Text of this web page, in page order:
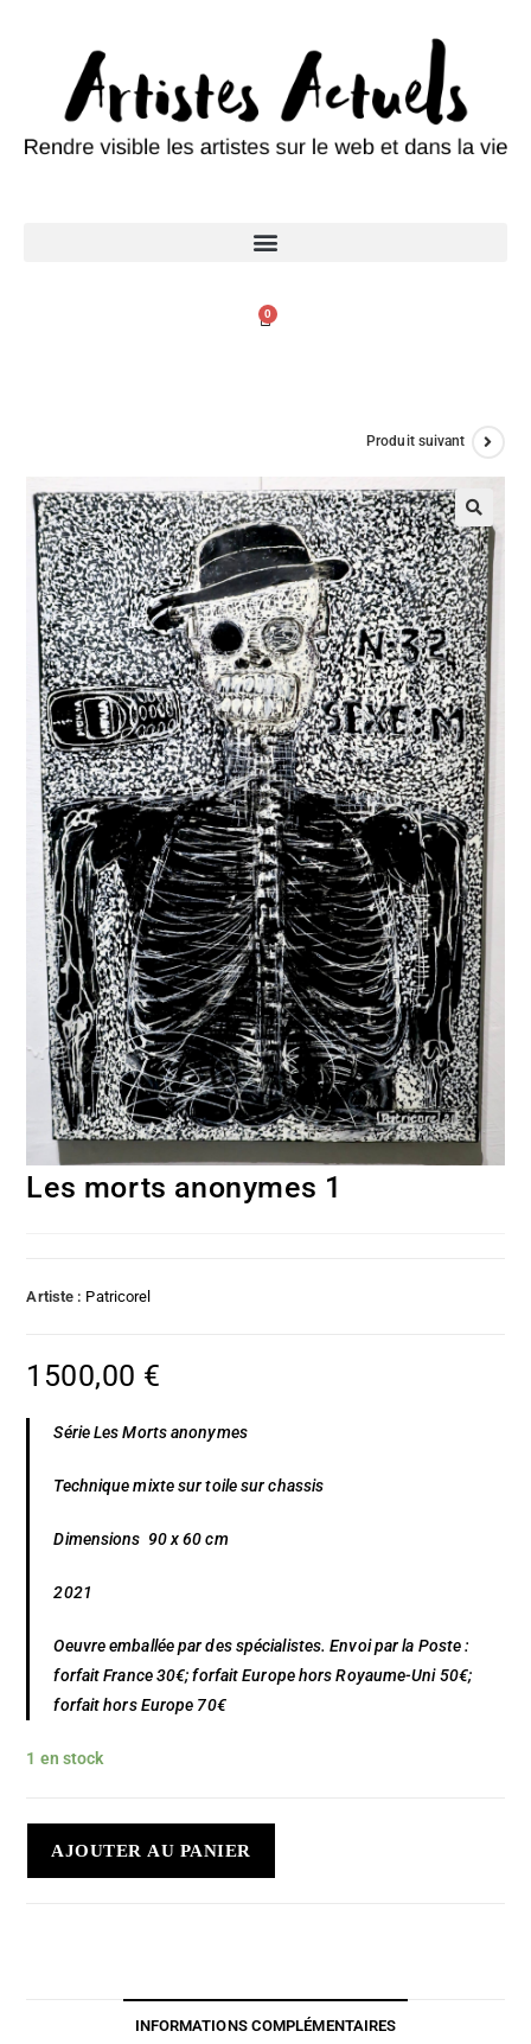
0
Produit suivant
Les morts anonymes 1
Artiste : Patricorel
1500,00 €
Série Les Morts anonymes
Technique mixte sur toile sur chassis
Dimensions 90 x 60 cm
2021
Oeuvre emballée par des spécialistes. Envoi par la Poste :
forfait France 30€; forfait Europe hors Royaume-Uni 50€;
forfait hors Europe 70€
1 en stock
AJOUTER AU PANIER
INFORMATIONS COMPLÉMENTAIRES